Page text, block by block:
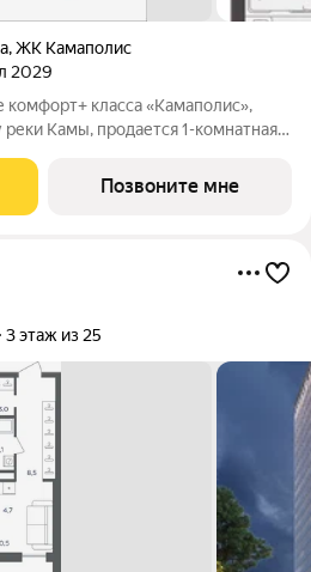
,ЖК Камаполис
2029
класса «Камаполис»,
Камы, продается 1-комнатная
Позвоните мне
3 этаж из 25